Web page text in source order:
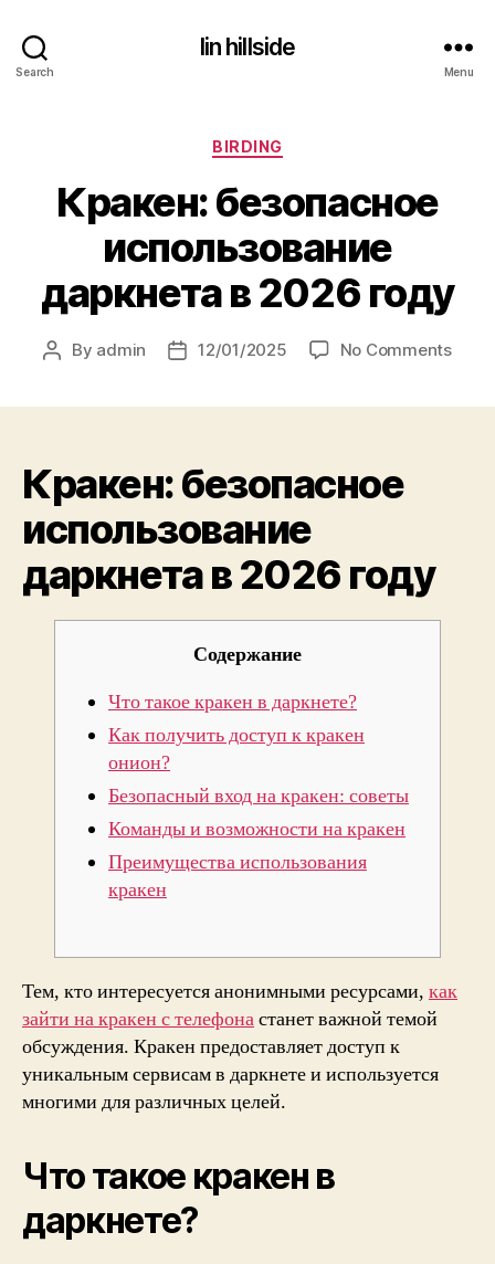
Search
lin hillside
Menu
Categories
BIRDING
Кракен: безопасное
использование
даркнета в 2026 году
Post
By admin
Post12/01/2025 No Commentson
Кракен: безопасное
использование
даркнета в 2026 году
Содержание
Что такое кракен в даркнете?
Как получить доступ к кракен
онион?
Безопасный вход на кракен: советы
Команды и возможности на кракен
Преимущества использования
кракен
Тем, кто интересуется анонимными ресурсами, как
зайти на кракен с телефонастанет важной темой
обсуждения. Кракен предоставляет доступ к
уникальным сервисам в даркнете и используется
многими для различных целей.
Что такое кракен в
даркнете?